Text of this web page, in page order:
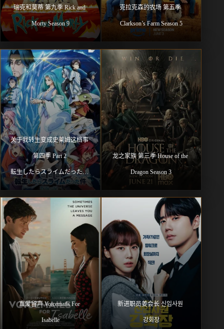
瑞克和莫蒂 第九季 Rick and
Morty Season 9
克拉克森的农场 第五季
Clarkson’s Farm Season 5
关于我转生变成史莱姆这档事
第四季 Part 2
転生したらスライムだった件
第4期 Part 2
龙之家族 第三季 House of the
Dragon Season 3
真爱留声 Voicemails For
Isabelle
新进职员姜会长 신입사원
강회장